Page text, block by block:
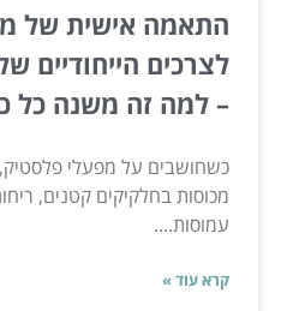
התאמה אישית של
לצרכים הייחודיים
– למה זה משנה כל
כשחושבים על מפעלי פלסטיק,
מכוסות בחלקיקים קטנים,
עמוסות....
קרא עוד »